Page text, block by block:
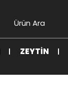
ZEYTIN